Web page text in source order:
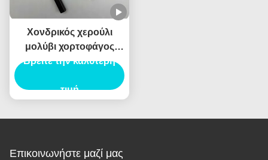
Χονδρικός χερούλι
μολύβι χορτοφάγος
κρεμαρό δοχείο
Logo ιδιωτική ετικέτα
Βρείτε την καλύτερη
τιμή
Επικοινωνήστε μαζί μας